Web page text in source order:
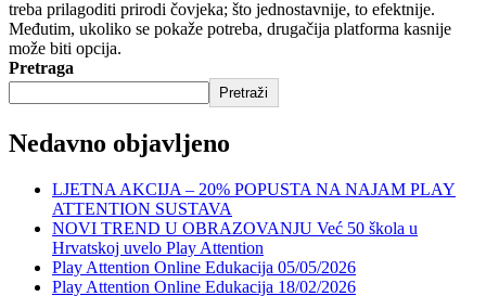
treba prilagoditi prirodi čovjeka; što jednostavnije, to efektnije.
Međutim, ukoliko se pokaže potreba, drugačija platforma kasnije
može biti opcija.
Pretraga
Pretraži
Nedavno objavljeno
LJETNA AKCIJA – 20% POPUSTA NA NAJAM PLAY
ATTENTION SUSTAVA
NOVI TREND U OBRAZOVANJU Već 50 škola u
Hrvatskoj uvelo Play Attention
Play Attention Online Edukacija 05/05/2026
Play Attention Online Edukacija 18/02/2026